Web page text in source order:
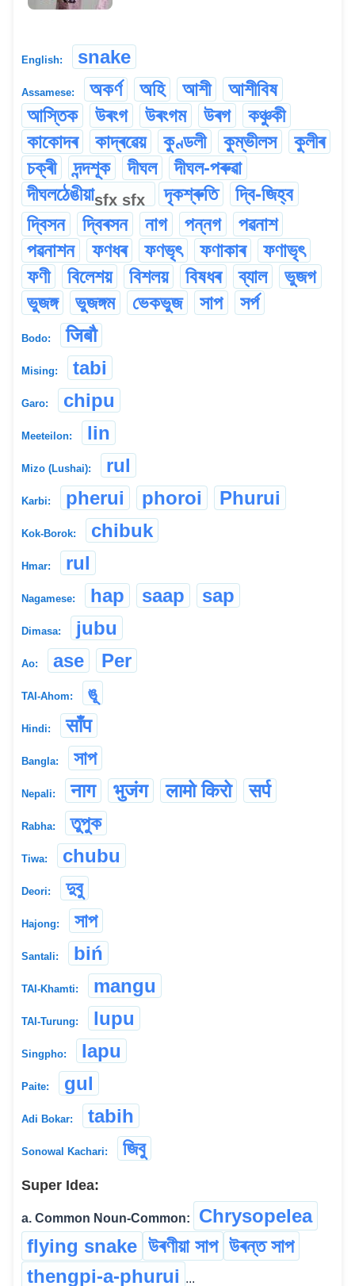
English: snake
Assamese: অকৰ্ণ অহি আশী
আশীবিষ
আস্তিক
উৰংগ উৰংগম উৰগ
কঞ্চুকী
কাকোদৰ
কাদ্ৰৱেয় কুণ্ডলী কুম্ভীলস
কুলীৰ
চক্ৰী
দন্দশূক দীঘল
দীঘল-পৰুৱা
দীঘলঠেঙীয়াsfx sfx দৃকশ্ৰুতি
দ্বি-জিহ্ব
দ্বিসন
দ্বিৰসন নাগ পন্নগ
পৱনাশ
পৱনাশন
ফণধৰ ফণভৃৎ ফণাকাৰ
ফণাভৃৎ
ফণী
বিলেশয় বিশলয় বিষধৰ ব্যাল
ভুজগ
ভুজঙ্গ
ভুজঙ্গম ভেকভুজ সাপ সৰ্প
Bodo: जिबौ
Mising: tabi
Garo: chipu
Meeteilon: lin
Mizo (Lushai): rul
Karbi: pherui phoroi Phurui
Kok-Borok: chibuk
Hmar: rul
Nagamese: hap saap sap
Dimasa: jubu
Ao: ase Per
TAI-Ahom: ঙূ
Hindi: साँप
Bangla: সাপ
Nepali: नाग भुजंग लामो किरो सर्प
Rabha: তুপুক
Tiwa: chubu
Deori: দুবু
Hajong: সাপ
Santali: biń
TAI-Khamti: mangu
TAI-Turung: lupu
Singpho: lapu
Paite: gul
Adi Bokar: tabih
Sonowal Kachari: জিবু
Super Idea:
a. Common Noun-Common:
Chrysopelea
flying snake উৰণীয়া সাপ উৰন্ত সাপ
thengpi-a-phurui ...